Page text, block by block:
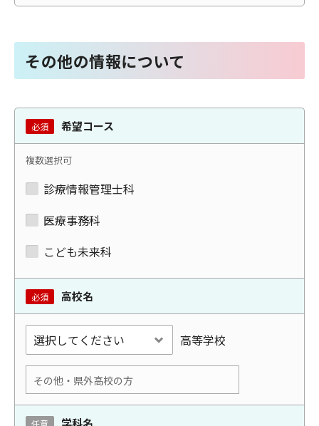
その他の情報について
必須 希望コース
複数選択可
診療情報管理士科
医療事務科
こども未来科
必須 高校名
高等学校
任意 学科名